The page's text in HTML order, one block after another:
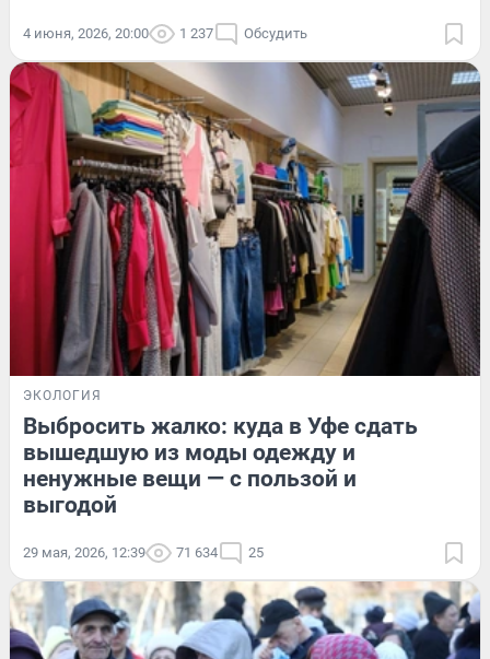
4 июня, 2026, 20:00 1 237 Обсудить
ЭКОЛОГИЯ
Выбросить жалко: куда в Уфе сдать
вышедшую из моды одежду и
ненужные вещи — с пользой и
выгодой
29 мая, 2026, 12:39 71 634 25